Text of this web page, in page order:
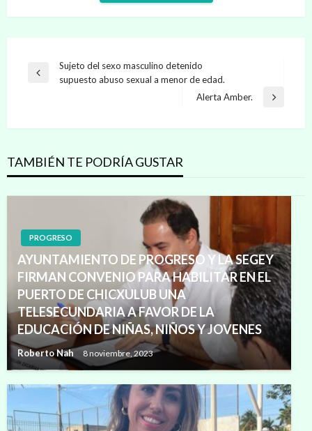
Navegación
Entrada
Sujeto del sexo masculino detenido
supuesto abuso sexual a menor de edad.
Entrada
Alerta Amber.
TAMBIÉN TE PODRÍA GUSTAR
PROGRESO
AYUNTAMIENTO DE PROGRESO Y LA SEGEY
FIRMAN CONVENIO PARA HABILITAR EN EL
PUERTO DE CHICXULUB UNA
TELESECUNDARIA A FAVOR DE LA
EDUCACIÓN DE NIÑAS, NIÑOS Y JOVENES
Roberto Nah 8 noviembre, 2023